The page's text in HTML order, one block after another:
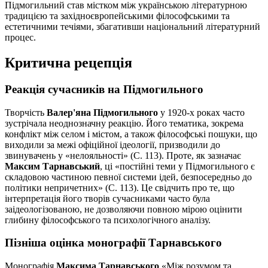
Підмогильний став містком між українською літературною
традицією та західноєвропейськими філософськими та
естетичними течіями, збагативши національний літературний
процес.
Критична рецепція
Реакція сучасників на Підмогильного
Творчість Валер'яна Підмогильного у 1920-х роках часто
зустрічала неоднозначну реакцію. Його тематика, зокрема
конфлікт між селом і містом, а також філософські пошуки, що
виходили за межі офіційної ідеології, призводили до
звинувачень у «нелояльності» (С. 113). Проте, як зазначає
Максим Тарнавський, ці «постійні теми у Підмогильного є
складовою частиною певної системи ідей, безпосередньо до
політики непричетних» (С. 113). Це свідчить про те, що
інтерпретація його творів сучасниками часто була
заідеологізованою, не дозволяючи повною мірою оцінити
глибину філософського та психологічного аналізу.
Пізніша оцінка монографії Тарнавського
Монографія Максима Тарнавського «Між розумом та